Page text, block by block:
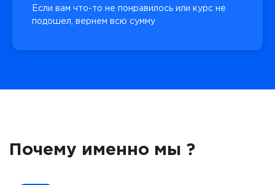
Если вам что-то не понравилось или курс не
подошел, вернем всю сумму
Почему именно мы ?